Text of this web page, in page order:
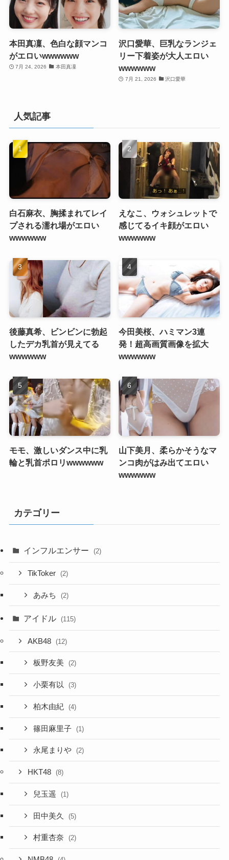
本田真凜、色白な顔マンコ
がエロいwwwwww
7月 24, 2026 本田真凜
沢口愛華、巨乳なランジェ
リー下着姿が大人エロい
wwwwww
7月 21, 2026 沢口愛華
人気記事
白石麻衣、胸揉まれてレイ
プされる濡れ場がエロい
wwwwww
えなこ、ウォシュレットで
感じてるイキ顔がエロい
wwwwww
後藤真希、ビンビンに勃起
したデカ乳首が見えてる
wwwwww
今田美桜、ハミマン3連
発！超高画質画像を拡大
wwwwww
モモ、激しいダンス中に乳
輪と乳首ポロリwwwwww
山下美月、柔らかそうなマ
ンコ肉がはみ出てエロい
wwwwww
カテゴリー
インフルエンサー (2)
TikToker (2)
あみち (2)
アイドル (115)
AKB48 (12)
板野友美 (2)
小栗有以 (3)
柏木由紀 (4)
篠田麻里子 (1)
永尾まりや (2)
HKT48 (8)
兒玉遥 (1)
田中美久 (5)
村重杏奈 (2)